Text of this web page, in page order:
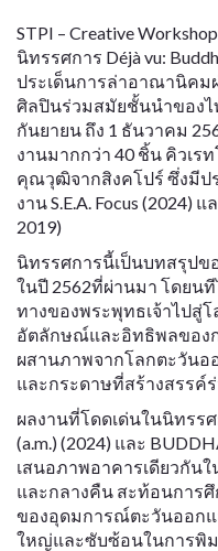
STPI – Creative
นิทรรศการ Déjà vu:
ประเด็นการล่าอาณานิคม
ศิลปินร่วมสมัยชั้นนำของไ
กันยายน ถึง 1 ธันวาคม
งานมากกว่า 40 ชิ้น คิวเ
คุณวุฒิจากสิงคโปร์ ซึ่งมีป
งาน S.E.A. Focus (2024)
2019)
นิทรรศการนี้เป็นบทสรุปข
ในปี 2562ที่ผ่านมา โดยน
ทางของพระพุทธเจ้าไปสู่
อัตลักษณ์และอิทธิพลของ
ผสานภาพจากโลกตะวัน
และกระดาษที่สร้างสรรค์
ผลงานที่โดดเด่นในนิทรร
(a.m.) (2024) และ
เสนอภาพอาคารเดียวกัน
และกลางคืน สะท้อนการศึ
ของอุดมการณ์ตะวันออก
ใหญ่และซับซ้อนในการพิ